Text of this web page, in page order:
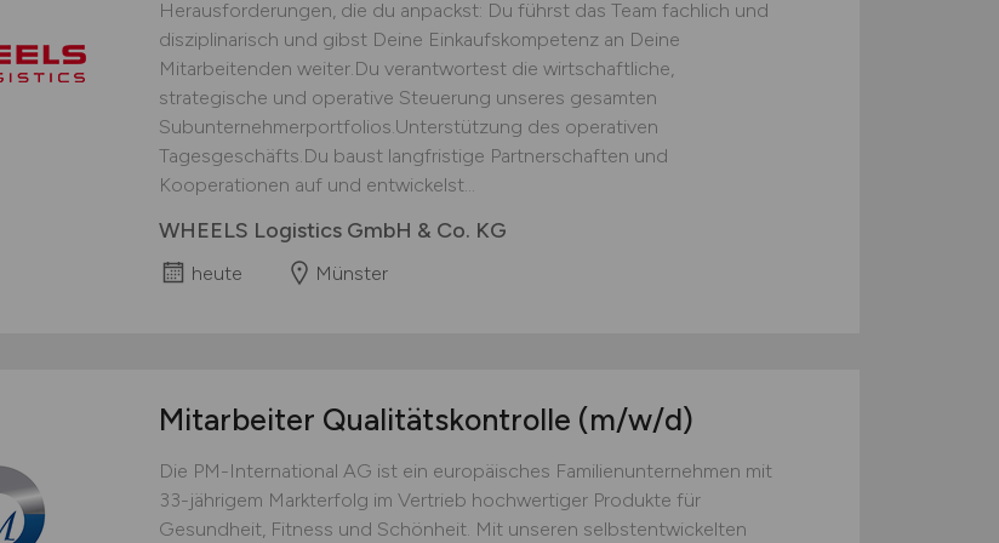
Herausforderungen, die du anpackst: Du führst das Team fachlich und
disziplinarisch und gibst Deine Einkaufskompetenz an Deine
Mitarbeitenden weiter.Du verantwortest die wirtschaftliche,
strategische und operative Steuerung unseres gesamten
Subunternehmerportfolios.Unterstützung des operativen
Tagesgeschäfts.Du baust langfristige Partnerschaften und
Kooperationen auf und entwickelst...
WHEELS Logistics GmbH & Co. KG
heute Münster
Mitarbeiter Qualitätskontrolle (m/w/d)
Die PM-International AG ist ein europäisches Familienunternehmen mit
33-jährigem Markterfolg im Vertrieb hochwertiger Produkte für
Gesundheit, Fitness und Schönheit. Mit unseren selbstentwickelten